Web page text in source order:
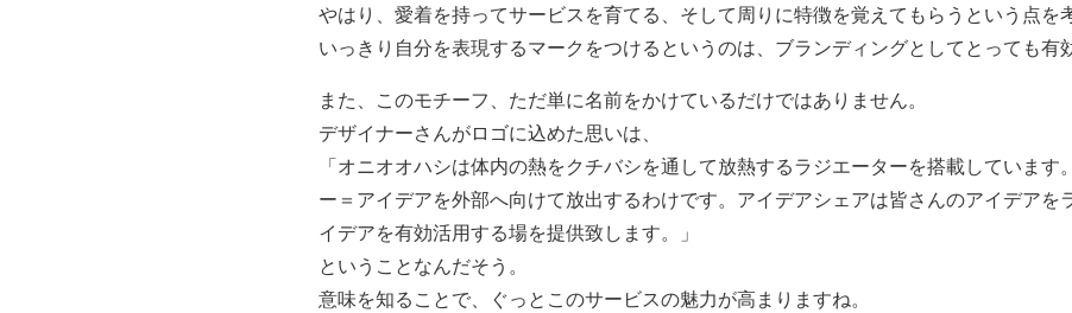
やはり、愛着を持ってサービスを育てる、そして周りに特徴を覚えてもらうという点を
いっきり自分を表現するマークをつけるというのは、ブランディングとしてとっても有
また、このモチーフ、ただ単に名前をかけているだけではありません。
デザイナーさんがロゴに込めた思いは、
「オニオオハシは体内の熱をクチバシを通して放熱するラジエーターを搭載しています
ー＝アイデアを外部へ向けて放出するわけです。アイデアシェアは皆さんのアイデアを
イデアを有効活用する場を提供致します。」
ということなんだそう。
意味を知ることで、ぐっとこのサービスの魅力が高まりますね。